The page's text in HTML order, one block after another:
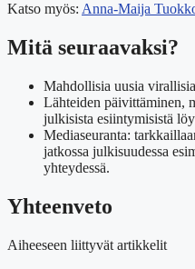
Katso myös: Anna-Maija
Mitä seuraavaksi?
Mahdollisia uusia
Lähteiden päivittäminen,
julkisista esiintymisistä
Mediaseuranta:
jatkossa julkisuudessa
yhteydessä.
Yhteenveto
Aiheeseen liittyvät artikkelit